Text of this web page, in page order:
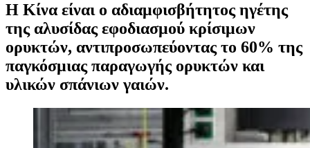
Η Κίνα είναι ο αδιαμφισβήτητος ηγέτης
της αλυσίδας εφοδιασμού κρίσιμων
ορυκτών, αντιπροσωπεύοντας το 60% της
παγκόσμιας παραγωγής ορυκτών και
υλικών σπάνιων γαιών.